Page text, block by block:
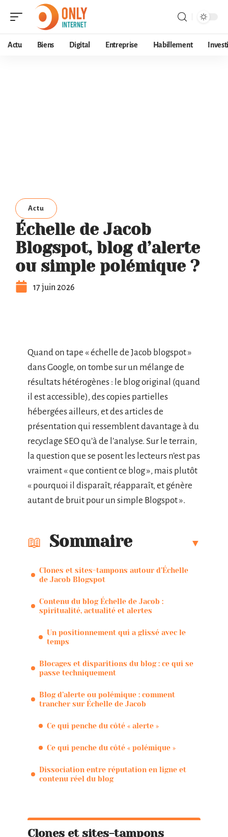
Actu Biens Digital Entreprise Habillement
Actu
Échelle de Jacob
Blogspot, blog d’alerte
ou simple polémique ?
17 juin 2026
Quand on tape « échelle de Jacob blogspot »
dans Google, on tombe sur un mélange de
résultats hétérogènes : le blog original (quand
il est accessible), des copies partielles
hébergées ailleurs, et des articles de
présentation qui ressemblent davantage à du
recyclage SEO qu’à de l’analyse. Sur le terrain,
la question que se posent les lecteurs n’est pas
vraiment « que contient ce blog », mais plutôt
« pourquoi il disparaît, réapparaît, et génère
autant de bruit pour un simple Blogspot ».
Sommaire
Clones et sites-tampons autour d’Échelle
de Jacob Blogspot
Contenu du blog Échelle de Jacob :
spiritualité, actualité et alertes
Un positionnement qui a glissé avec le
temps
Blocages et disparitions du blog : ce qui se
passe techniquement
Blog d’alerte ou polémique : comment
trancher sur Échelle de Jacob
Ce qui penche du côté « alerte »
Ce qui penche du côté « polémique »
Dissociation entre réputation en ligne et
contenu réel du blog
Clones et sites-tampons